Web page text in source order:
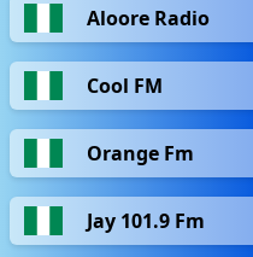
Aloore Radio
Cool FM
Orange Fm
Jay 101.9 Fm